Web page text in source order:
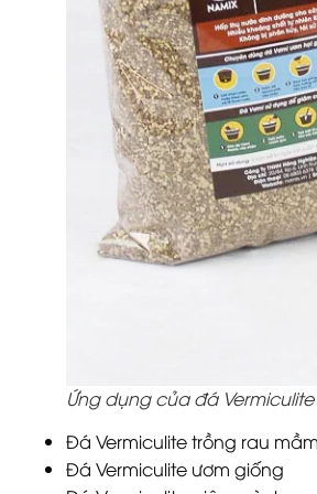
Ứng dụng của đá
Đá Vermiculite trồng rau mầm
Đá Vermiculite ươm giống